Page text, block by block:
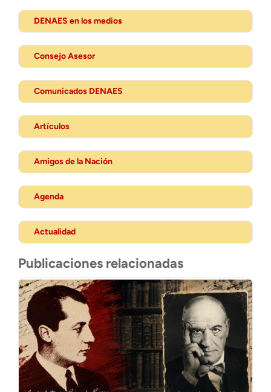
DENAES en los medios
Consejo Asesor
Comunicados DENAES
Artículos
Amigos de la Nación
Agenda
Actualidad
Publicaciones relacionadas